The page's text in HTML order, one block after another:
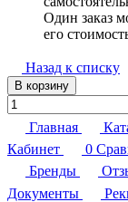
Один заказ
его
Назад к списку
В корзину
Главная
Кабинет
0
Бренды
Документы